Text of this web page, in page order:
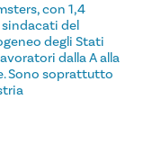
con 1,4
del
degli Stati
dalla A alla
Sono soprattutto